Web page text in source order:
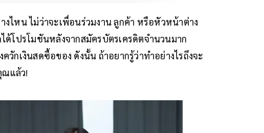
ไหน ไม่ว่าจะเพื่อนร่วมงาน ลูกค้า หรือหัวหน้าต่าง
ด้โปรโมชันหลังจากสมัครบัตรเครดิตจำนวนมาก
กเงินสดซื้อของ ดังนั้น ถ้าอยากรู้ว่าทำอย่างไรถึงจะ
ณแล้ว!